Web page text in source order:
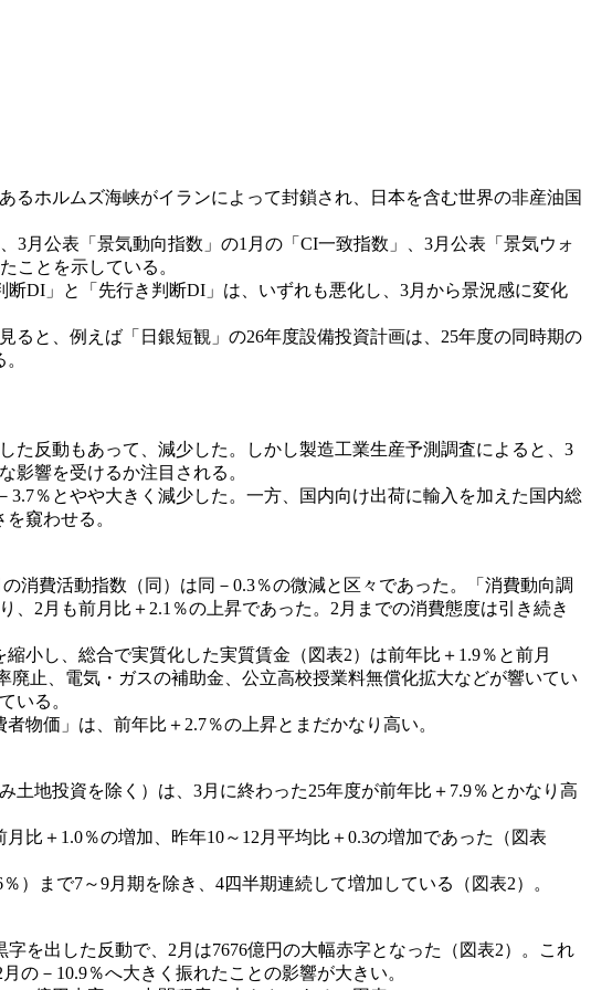
ホルムズ海峡がイランによって封鎖され、日本を含む世界の非産油国
月公表「景気動向指数」の1月の「CI一致指数」、3月公表「景気ウォ
ことを示している。
DI」と「先行き判断DI」は、いずれも悪化し、3月から景況感に変化
と、例えば「日銀短観」の26年度設備投資計画は、25年度の同時期の
た反動もあって、減少した。しかし製造工業生産予測調査によると、3
影響を受けるか注目される。
％とやや大きく減少した。一方、国内向け出荷に輸入を加えた国内総
窺わせる。
消費活動指数（同）は同－0.3％の微減と区々であった。「消費動向調
2月も前月比＋2.1％の上昇であった。2月までの消費態度は引き続き
小し、総合で実質化した実質賃金（図表2）は前年比＋1.9％と前月
止、電気・ガスの補助金、公立高校授業料無償化拡大などが響いてい
いる。
物価」は、前年比＋2.7％の上昇とまだかなり高い。
地投資を除く）は、3月に終わった25年度が前年比＋7.9％とかなり高
比＋1.0％の増加、昨年10～12月平均比＋0.3の増加であった（図表
まで7～9月期を除き、4四半期連続して増加している（図表2）。
を出した反動で、2月は7676億円の大幅赤字となった（図表2）。これ
の－10.9％へ大きく振れたことの影響が大きい。